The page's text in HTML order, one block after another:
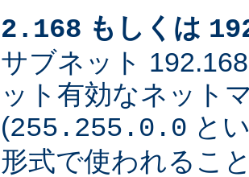
もしくは
サブネット
ット有効なネット
(255.255.0.0 と
形式で使われるこ